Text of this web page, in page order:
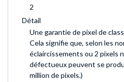
2
Détail
Une garantie de pixel de
Cela signifie que, selon les
éclaircissements ou 2 pixels
défectueux peuvent se
million de pixels.)